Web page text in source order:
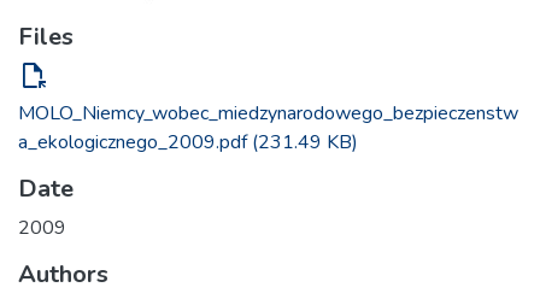
Files
file_open
MOLO_Niemcy_wobec_miedzynarodowego_bezpieczenstw
a_ekologicznego_2009.pdf(231.49 KB)
Date
2009
Authors